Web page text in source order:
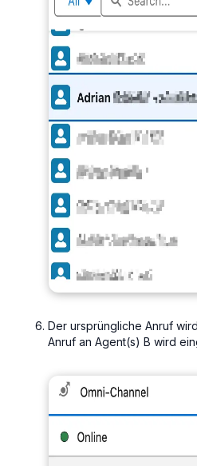
Der ursprüngliche Anruf
Anruf an Agent(s) B wird